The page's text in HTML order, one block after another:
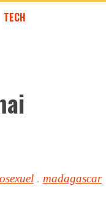
TECH
. madagascar